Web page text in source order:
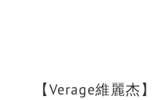
【Verage維麗杰】